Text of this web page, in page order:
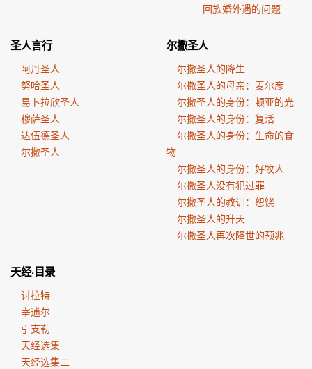
回族婚外遇的问题
圣人言行
阿丹圣人
努哈圣人
易卜拉欣圣人
穆萨圣人
达伍德圣人
尔撒圣人
尔撒圣人
尔撒圣人的降生
尔撒圣人的母亲：麦尔彦
尔撒圣人的身份：顿亚的光
尔撒圣人的身份：复活
尔撒圣人的身份：生命的食
物
尔撒圣人的身份：好牧人
尔撒圣人没有犯过罪
尔撒圣人的教训：恕饶
尔撒圣人的升天
尔撒圣人再次降世的预兆
天经·目录
讨拉特
宰逋尔
引支勒
天经选集
天经选集二